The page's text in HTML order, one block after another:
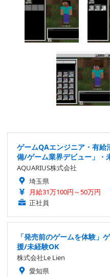
ゲームQAエンジニア・有
備/ゲーム業界デビュー」・
AQUARIUS株式会社
埼玉県
月給31万100円～50万円
正社員
「発売前のゲームを体験」
援/未経験OK
株式会社Le Lien
愛知県